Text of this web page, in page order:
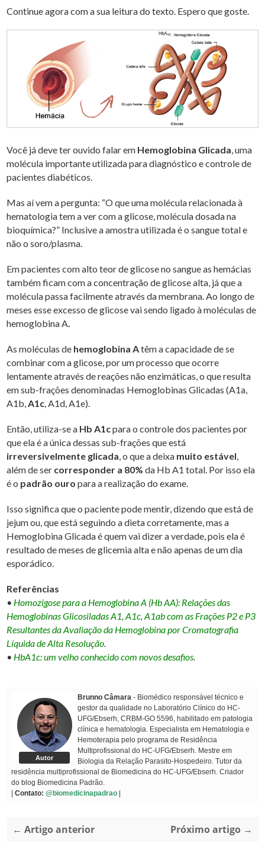
Continue agora com a sua leitura do texto. Espero que goste.
Você já deve ter ouvido falar em Hemoglobina Glicada, uma
molécula importante utilizada para diagnóstico e controle de
pacientes diabéticos.
Mas aí vem a pergunta: “O que uma molécula relacionada à
hematologia tem a ver com a glicose, molécula dosada na
bioquímica?” Inclusive a amostra utilizada é o sangue total e
não o soro/plasma.
Em pacientes com alto teor de glicose no sangue as hemácias
também ficam com a concentração de glicose alta, já que a
molécula passa facilmente através da membrana. Ao longo de
meses esse excesso de glicose vai sendo ligado à moléculas de
hemoglobina A.
As moléculas de hemoglobina Atêm a capacidade de se
combinar com a glicose, por um processo que ocorre
lentamente através de reações não enzimáticas, o que resulta
em sub-frações denominadas Hemoglobinas Glicadas (A1a,
A1b,A1c, A1d, A1e).
Então, utiliza-se a Hb A1cpara o controle dos pacientes por
que ela é a única dessas sub-frações que está
irreversivelmente glicada, o que a deixa muito estável,
além de ser corresponder a 80% da Hb A1 total. Por isso ela
é o padrão ouro para a realização do exame.
Isso significa que o paciente pode mentir, dizendo que está de
jejum ou, que está seguindo a dieta corretamente, mas a
Hemoglobina Glicada é quem vai dizer a verdade, pois ela é
resultado de meses de glicemia alta e não apenas de um dia
esporádico.
Referências
• Homozigose para a Hemoglobina A (Hb AA): Relações das
Hemoglobinas Glicosiladas A1, A1c, A1ab com as Frações P2 e P3
Resultantes da Avaliação da Hemoglobina por Cromatografia
Líquida de Alta Resolução.
• HbA1c: um velho conhecido com novos desafios.
Autor
Brunno Câmara - Biomédico responsável técnico e
gestor da qualidade no Laboratório Clínico do HC-
UFG/Ebserh, CRBM-GO 5596, habilitado em patologia
clínica e hematologia. Especialista em Hematologia e
Hemoterapia pelo programa de Residência
Multiprofissional do HC-UFG/Ebserh. Mestre em
Biologia da Relação Parasito-Hospedeiro. Tutor da
residência multiprofissional de Biomedicina do HC-UFG/Ebserh. Criador
do blog Biomedicina Padrão.
Contato: @biomedicinapadrao
← Artigo anterior Próximo artigo →